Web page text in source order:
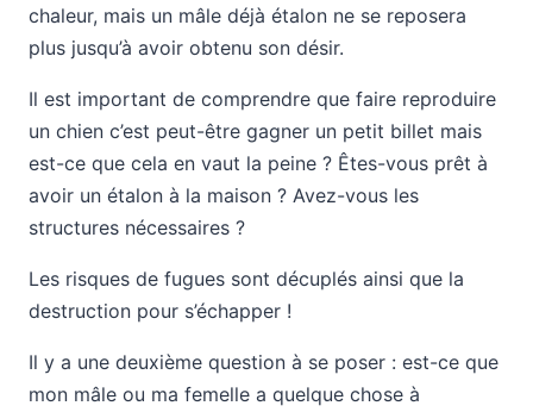
chaleur, mais un mâle déjà étalon ne se reposera
plus jusqu’à avoir obtenu son désir.
Il est important de comprendre que faire reproduire
un chien c’est peut-être gagner un petit billet mais
est-ce que cela en vaut la peine ? Êtes-vous prêt à
avoir un étalon à la maison ? Avez-vous les
structures nécessaires ?
Les risques de fugues sont décuplés ainsi que la
destruction pour s’échapper !
Il y a une deuxième question à se poser : est-ce que
mon mâle ou ma femelle a quelque chose à